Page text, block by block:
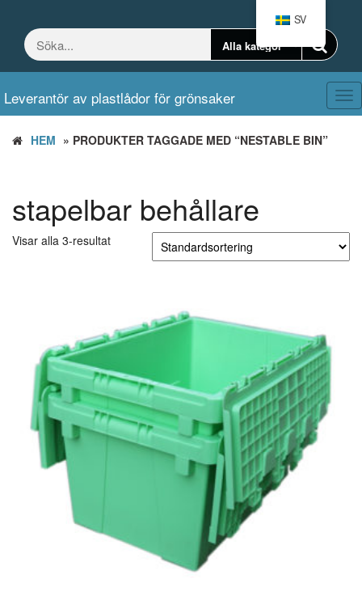
innehållet
Leverantör av plastlådor för grönsaker
HEM » PRODUKTER TAGGADE MED “NESTABLE BIN”
stapelbar behållare
Visar alla 3-resultat
SV